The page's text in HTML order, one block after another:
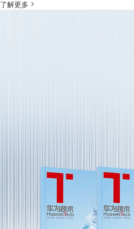
了解更多